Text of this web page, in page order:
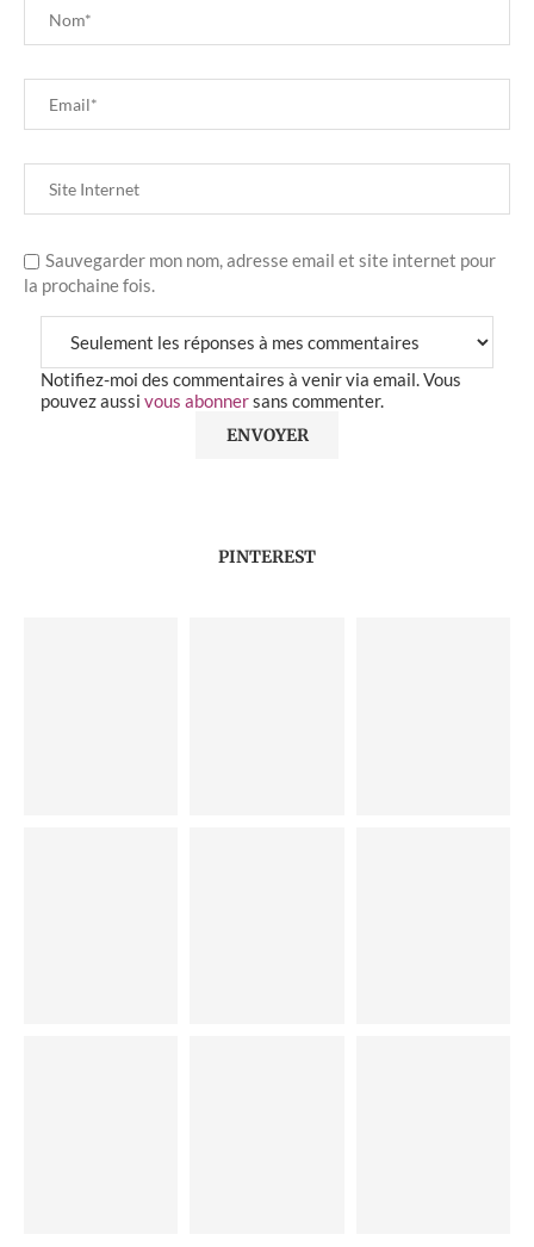
Sauvegarder mon nom, adresse email et site internet pour
la prochaine fois.
Notifiez-moi des commentaires à venir via email. Vous
pouvez aussi vous abonnersans commenter.
PINTEREST